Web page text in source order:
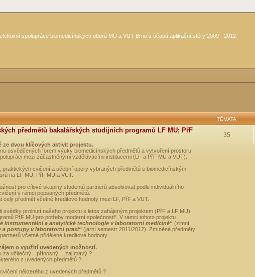
spolupráce biomedicínských oborů MU a VUT Brno s účastí aplikační sféry 2009 - 2012
TÉMATA
předmětů bakalářských studijních programů LF MU; PřF
ze dvou klíčových aktivit projektu.
osvědčených forem výuky biomedicínských předmětů a vytvoření prostoru
mezi zúčastněnými vzdělávacími institucemi (LF a PřF MU a VUT).
praktických cvičení a učební opory vybraných předmětů s biomedicínským
na LF MU, PřF MU a VUT.
pro cílové skupiny studentů partnerů absolvovat podle individuálního
v rámci popsaných předmětů.
předmět včetně kreditové hodnoty mezi LF, PřF a VUT.
svědky prolnutí našeho projektu s letos zahájeným projektem (PřF a LF MU)
PřF MU pro potřeby moderní společnosti“. V rámci tohoto projektu
instrumentální a analytické technologie v laboratorní medicíně“ (zimní
a postupy v laboratorní praxi“ (jarní semestr 2011/2012). Zmíněné předměty
včetně přidělené kreditové hodnoty.
o využití uvedených možností.
za užitečný…přínosný….zajímavý ?
z uvedených předmětů ?
některého z uvedených předmětů ?
35